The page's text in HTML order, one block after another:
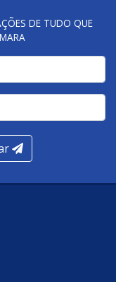
DE TUDO QUE